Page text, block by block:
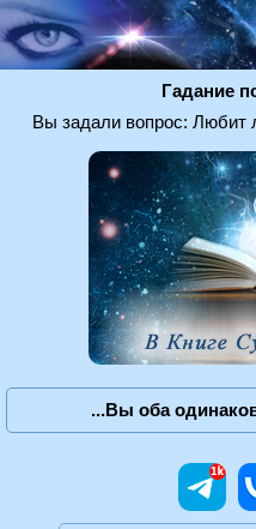
Гадание
Вы задали вопрос: Любит
...Вы оба